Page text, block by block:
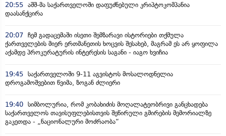
20:55 აშშ-მა საქართველოში დაფუძნებული კრიპტოკომპანია
დაასანქცირა
20:07 ჩემ გადაცემაში ისეთი შემზარავი ისტორიები თქმულა
ქართველების მიერ ერთმანეთის ხოცვის შესახებ, მაგრამ ეს არ ყოფილა
აქამდე პროკურატურის ინტერესის საგანი - იაგო ხვიჩია
19:45 საქართველოში 9-11 აგვისტოს მოსალოდნელია
დროგამოშვებით წვიმა, ზოგან ძლიერი
19:40 სიმბოლურია, რომ კობახიძის მოღალატეობრივი განცხადება
საქართველოს თავისუფლებისთვის შეწირული გმირების მემორიალზე
გაკეთდა - „ნაციონალური მოძრაობა“